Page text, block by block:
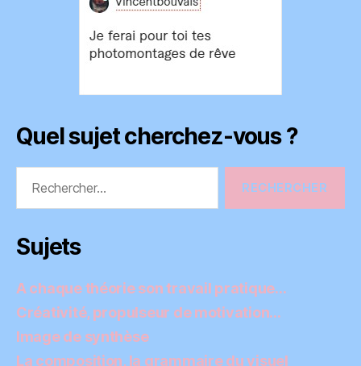
Quel sujet cherchez-vous ?
Sujets
A chaque théorie son travail pratique…
Créativité, propulseur de motivation…
Image de synthèse
La composition, la grammaire du visuel